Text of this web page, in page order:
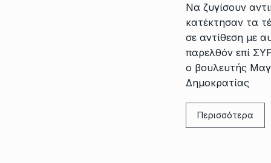
Να ζυγίσουν
κατέκτησαν τα
σε αντίθεση με
παρελθόν επί
ο βουλευτής
Δημοκρατίας
Περισσότερα